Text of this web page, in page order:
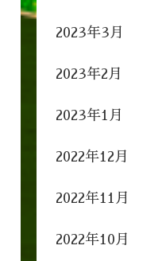
2023年3月
2023年2月
2023年1月
2022年12月
2022年11月
2022年10月